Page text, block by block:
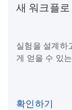
새 워크플
실험을 설계하
게 얻을 수 있
확인하기